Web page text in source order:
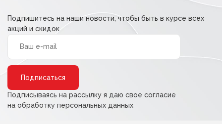
Подпишитесь на наши новости, чтобы быть в курсе всех
акций и скидок
Подписываясь на рассылку я даю свое согласие
на обработку персональных данных